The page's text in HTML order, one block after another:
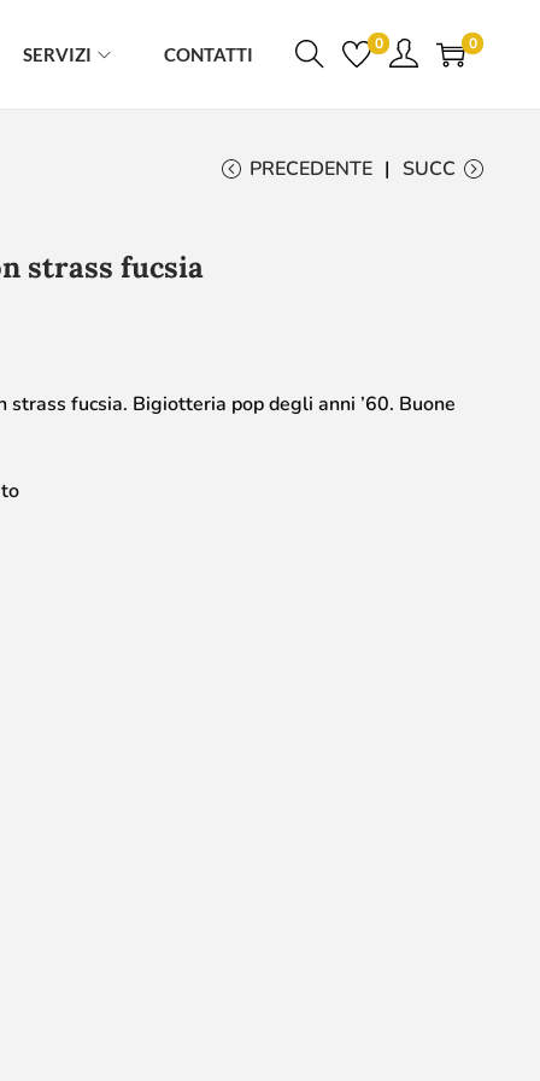
SERVIZI CONTATTI 0 0
PRECEDENTE SUCC
strass fucsia
strass fucsia. Bigiotteria pop degli anni ’60. Buone